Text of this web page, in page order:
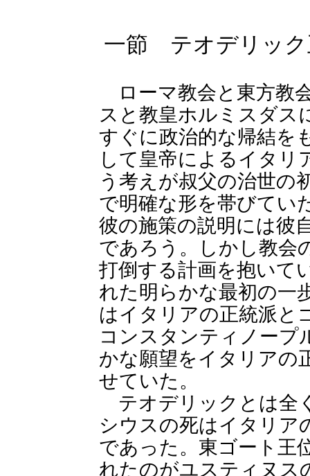
一節 テオデリック
ローマ教会と東方教
スと教皇ホルミスダス
すぐに政治的な帰結を
して皇帝によるイタリ
う考えが叔父の治世の
で明確な形を帯びてい
彼の施策の説明には彼
であろう。しかし教会
打倒する計画を抱いて
れた明らかな最初の一
はイタリアの正統派と
コンスタンティノープ
かな願望をイタリアの
せていた。
テオデリックとは全
シウスの死はイタリア
であった。東ゴート王
れたのがユスティヌス